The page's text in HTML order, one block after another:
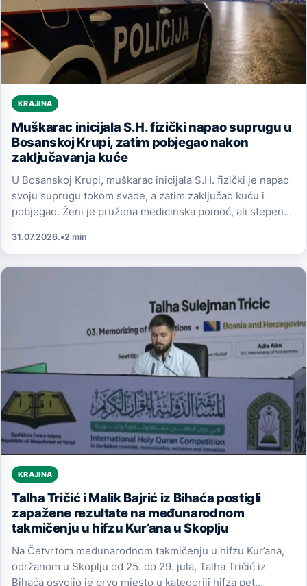
KRAJINA
Muškarac inicijala S.H. fizički napao suprugu u
Bosanskoj Krupi, zatim pobjegao nakon
zaključavanja kuće
U Bosanskoj Krupi, muškarac inicijala S.H. fizički je napao
svoju suprugu tokom svađe, a zatim zaključao kuću i
pobjegao. Ženi je pružena medicinska pomoć, ali stepen
31.07.2026.•2 min
KRAJINA
Talha Tričić i Malik Bajrić iz Bihaća postigli
zapažene rezultate na međunarodnom
takmičenju u hifzu Kur’ana u Skoplju
Na Četvrtom međunarodnom takmičenju u hifzu Kur’ana,
održanom u Skoplju od 25. do 29. jula, Talha Tričić iz
Bihaća osvojio je prvo mjesto u kategoriji hifza pet